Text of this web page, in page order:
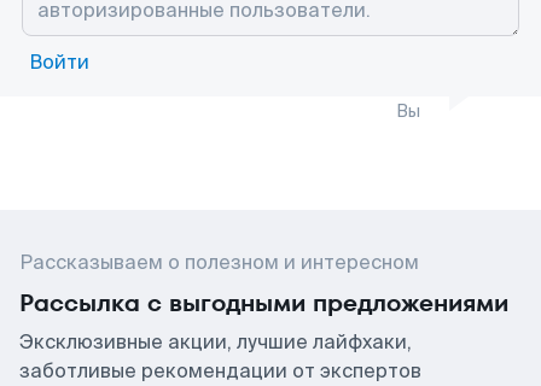
Войти
Вы
Рассказываем о полезном и интересном
Рассылка с выгодными предложениями
Эксклюзивные акции, лучшие лайфхаки,
заботливые рекомендации от экспертов